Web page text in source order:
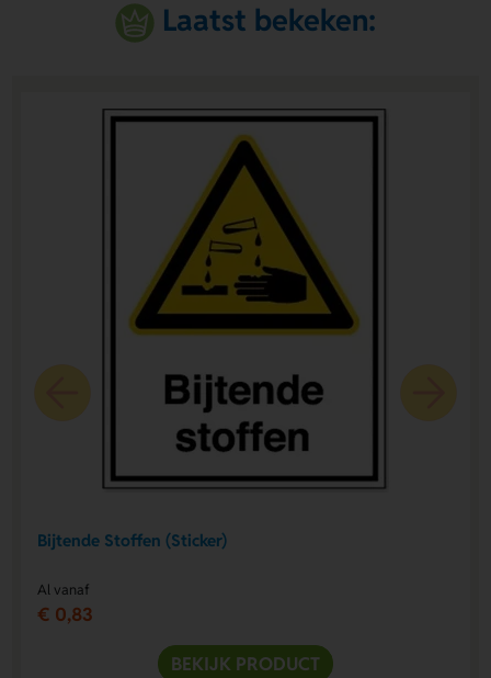
Laatst bekeken:
Bijtende Stoffen (Sticker)
Al vanaf
€ 0,83
BEKIJK PRODUCT